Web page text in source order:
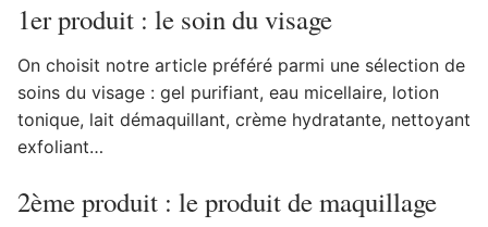
1er produit : le soin du visage
On choisit notre article préféré parmi une sélection de
soins du visage : gel purifiant, eau micellaire, lotion
tonique, lait démaquillant, crème hydratante, nettoyant
exfoliant…
2ème produit : le produit de maquillage